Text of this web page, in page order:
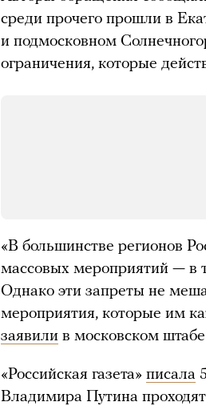
среди прочего прошли в
и подмосковном
ограничения, которые
«В большинстве регионов
массовых мероприятий — в
Однако эти запреты не
мероприятия, которые им
заявили в московском
«Российская газета» писала
Владимира Путина проходят